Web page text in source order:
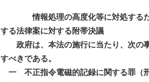
情報処理の高度化等に対処するた
する法律案に対する附帯決議
政府は、本法の施行に当たり、次の
すべきである。
一 不正指令電磁的記録に関する罪（